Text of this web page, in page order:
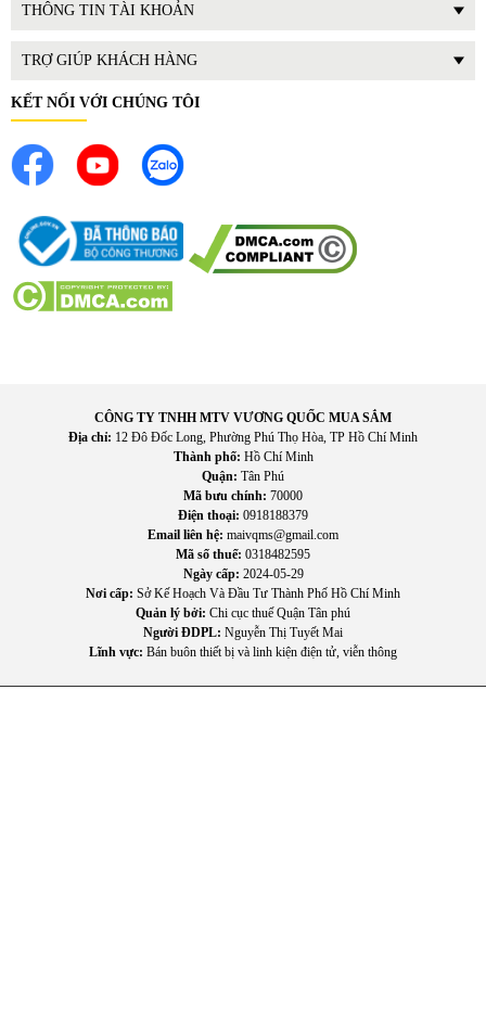
THÔNG TIN TÀI KHOẢN
TRỢ GIÚP KHÁCH HÀNG
KẾT NỐI VỚI CHÚNG TÔI
CÔNG TY TNHH MTV VƯƠNG QUỐC MUA SẮM
Địa chỉ: 12 Đô Đốc Long, Phường Phú Thọ Hòa, TP Hồ Chí Minh
Thành phố: Hồ Chí Minh
Quận: Tân Phú
Mã bưu chính: 70000
Điện thoại: 0918188379
Email liên hệ: maivqms@gmail.com
Mã số thuế: 0318482595
Ngày cấp: 2024-05-29
Nơi cấp: Sở Kế Hoạch Và Đầu Tư Thành Phố Hồ Chí Minh
Quản lý bởi: Chi cục thuế Quận Tân phú
Người ĐDPL: Nguyễn Thị Tuyết Mai
Lĩnh vực: Bán buôn thiết bị và linh kiện điện tử, viễn thông